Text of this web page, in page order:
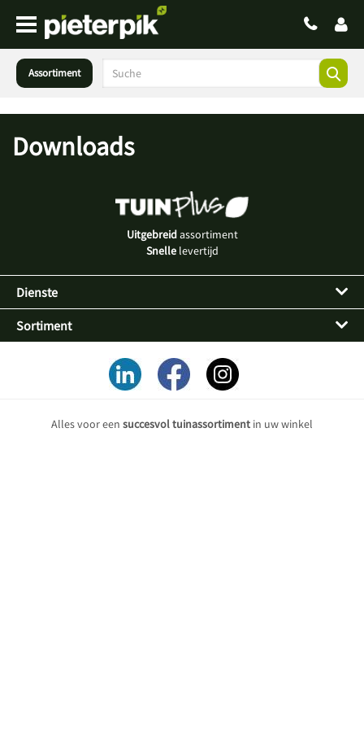
Assortiment
Downloads
Uitgebreidassortiment
Snellelevertijd
Dienste
Sortiment
Alles voor een succesvol tuinassortiment in uw winkel